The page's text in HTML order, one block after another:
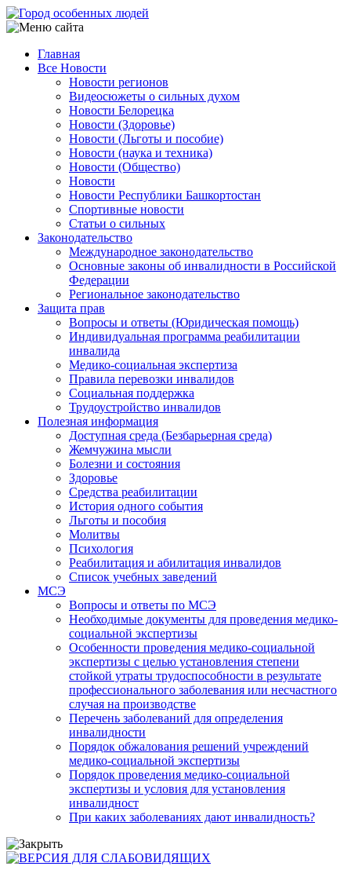
Перейти
к
содержанию
Main
navigation
Главная
Все Новости
Новости регионов
Видеосюжеты о сильных духом
Новости Белорецка
Новости (Здоровье)
Новости (Льготы и пособие)
Новости (наука и техника)
Новости (Общество)
Новости
Новости Республики Башкортостан
Спортивные новости
Статьи о сильных
Законодательство
Международное законодательство
Основные законы об инвалидности в Российской
Федерации
Региональное законодательство
Защита прав
Вопросы и ответы (Юридическая помощь)
Индивидуальная программа реабилитации
инвалида
Медико-социальная экспертиза
Правила перевозки инвалидов
Социальная поддержка
Трудоустройство инвалидов
Полезная информация
Доступная среда (Безбарьерная среда)
Жемчужина мысли
Болезни и состояния
Здоровье
Средства реабилитации
История одного события
Льготы и пособия
Молитвы
Психология
Реабилитация и абилитация инвалидов
Список учебных заведений
МСЭ
Вопросы и ответы по МСЭ
Необходимые документы для проведения медико-
социальной экспертизы
Особенности проведения медико-социальной
экспертизы с целью установления степени
стойкой утраты трудоспособности в результате
профессионального заболевания или несчастного
случая на производстве
Перечень заболеваний для определения
инвалидности
Порядок обжалования решений учреждений
медико-социальной экспертизы
Порядок проведения медико-социальной
экспертизы и условия для установления
инвалидност
При каких заболеваниях дают инвалидность?